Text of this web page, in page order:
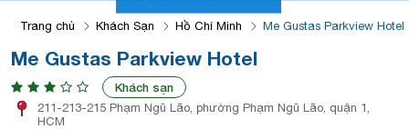
Trang chủ Khách Sạn Hồ Chí Minh Me Gustas Parkview Hotel
Me Gustas Parkview Hotel
Khách sạn
211-213-215 Phạm Ngũ Lão, phường Phạm Ngũ Lão, quận 1,
HCM